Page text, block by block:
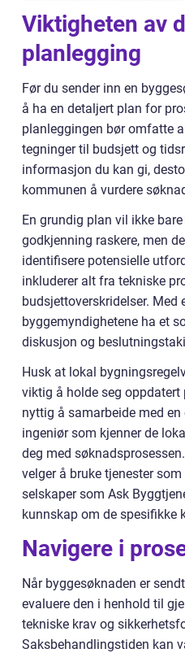
Viktigheten av
planlegging
Før du sender inn en
å ha en detaljert plan for
planleggingen bør omfatte
tegninger til budsjett og
informasjon du kan gi,
kommunen å vurdere
En grundig plan vil ikke
godkjenning raskere, men
identifisere potensielle
inkluderer alt fra tekniske
budsjettoverskridelser. Med
byggemyndighetene ha et
diskusjon og
Husk at lokal
viktig å holde seg
nyttig å samarbeide med
ingeniør som kjenner de
deg med
velger å bruke tjenester
selskaper som Ask
kunnskap om de spesifikke
Navigere i
Når byggesøknaden er
evaluere den i henhold til
tekniske krav og
Saksbehandlingstiden kan